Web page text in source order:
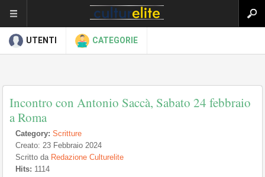
UTENTI CATEGORIE
Incontro con Antonio Saccà, Sabato 24 febbraio
a Roma
Category: Scritture
Creato: 23 Febbraio 2024
Scritto da Redazione Culturelite
Hits: 1114